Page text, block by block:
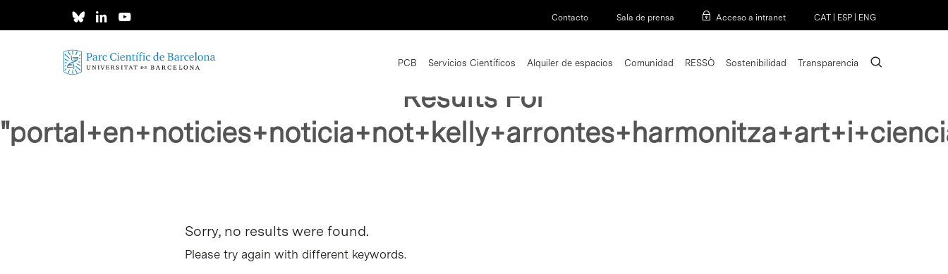
Contacto Sala de prensa Acceso a intranet CAT ESP ENG
PCB Servicios Científicos Alquiler de espacios Comunidad RESSÒ Sostenibilidad Transparencia search
Results For
Sorry, no results were found.
Please try again with different keywords.